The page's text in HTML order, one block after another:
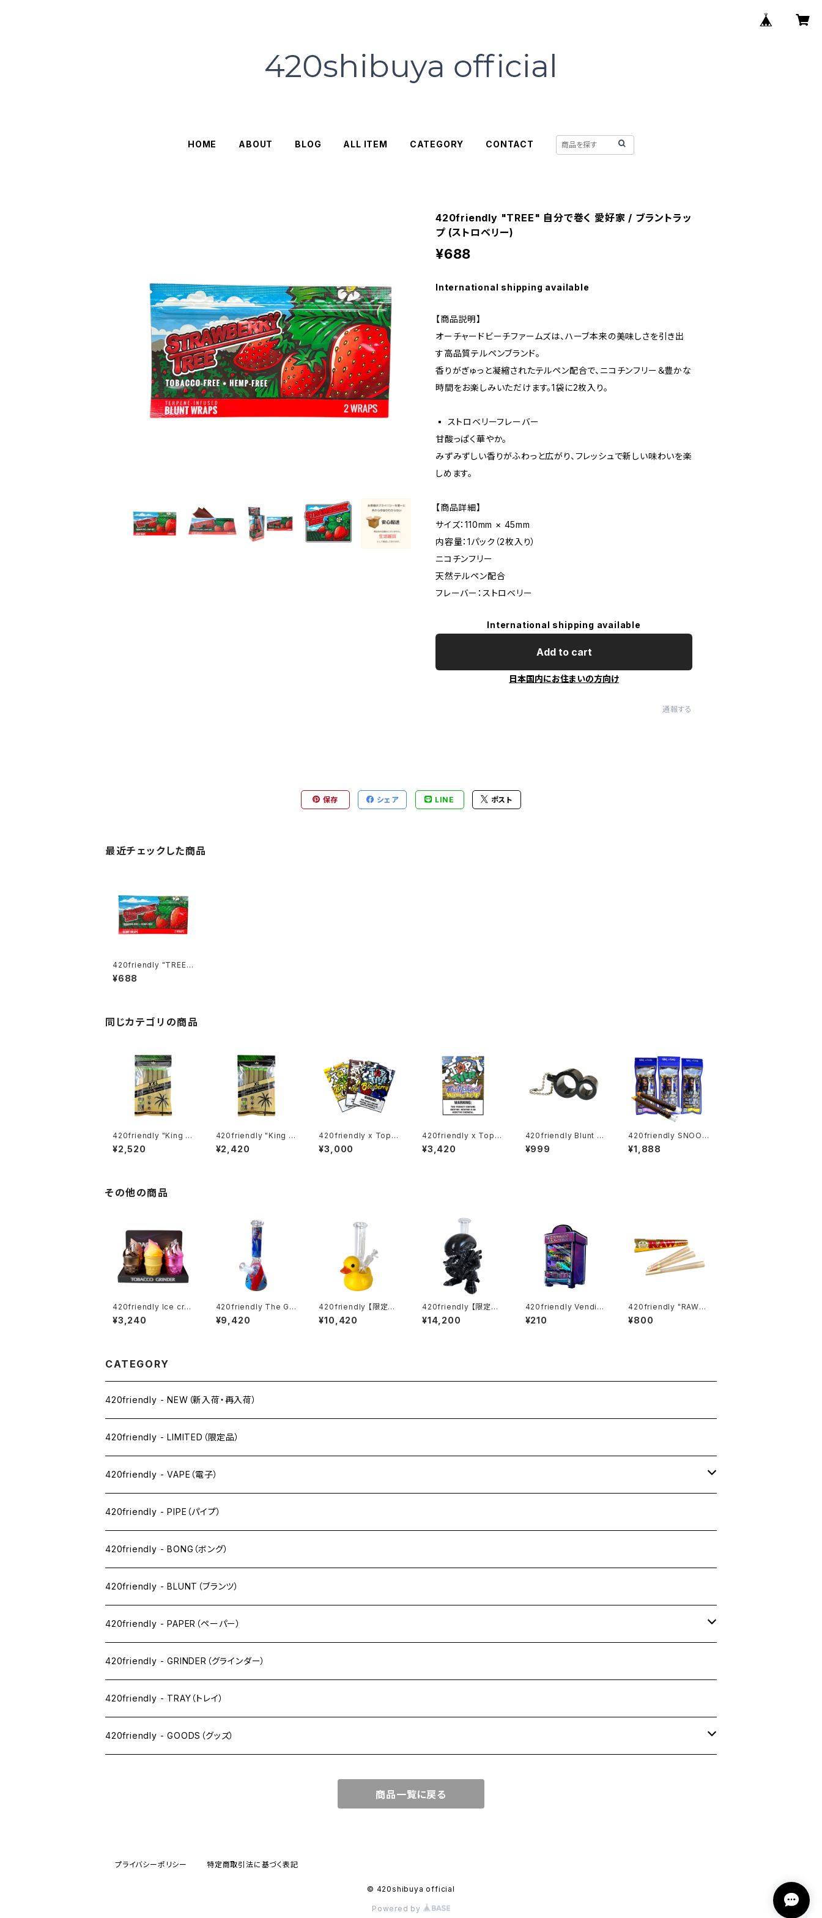
HOME ABOUT BLOG ALL ITEM CATEGORY CONTACT
420friendly "TREE" 自分で巻く 愛好家 / ブラントラッ
プ (ストロベリー)
¥688
International shipping available
【商品説明】
オーチャードビーチファームズは、ハーブ本来の美味しさを引き出
す高品質テルペンブランド。
香りがぎゅっと凝縮されたテルペン配合で、ニコチンフリー＆豊かな
時間をお楽しみいただけます。1袋に2枚入り。
▪️ ストロベリーフレーバー
甘酸っぱく華やか。
みずみずしい香りがふわっと広がり、フレッシュで新しい味わいを楽
しめます。
【商品詳細】
サイズ：110mm × 45mm
内容量：1パック（2枚入り）
ニコチンフリー
天然テルペン配合
フレーバー：ストロベリー
International shipping available
Add to cart
日本国内にお住まいの方向け
通報する
保存 シェア LINE ポスト
最近チェックした商品
420friendly "TREE"
自分で巻く 愛好家 / ブ
ラントラップ (ストロベリ
¥688
同じカテゴリの商品
420friendly "King P
alm Wrap" キングパー
ム Leaf pre rolls 詰
ブランツ] XXL 5本
¥2,520
420friendly "King P
alm Wrap" キングパー
ム Leaf pre rolls 詰
¥2,420
420friendly x TopTi
er （Thai Leaf）タイ産
プレミアムカットリーフ
¥3,000
420friendly x TopTi
er （Thai Whole Lea
f）タイ産ホールリーフ –
¥3,420
420friendly Blunt S
plitter Pro｜ブラント
専用2WAYカッター（キ
¥999
420friendly SNOOP
DOGG - DOGG LBS
Blunt Tube Glass Ti
¥1,888
その他の商品
420friendly Ice cre
am Cone Herb Grin
der (4層構造）グライン
¥3,240
420friendly The Gr
eat Leader Beaker
Bong - ガラスボング
¥9,420
420friendly 【限定コ
レクション】Yellow Ru
bber Duck Glass Bo
¥10,420
420friendly 【限定コ
レクション】Alien Xen
omorph Bong - PVC
¥14,200
420friendly Vendin
g Machine Pack｜ベ
ンディングマシン パケ
¥210
420friendly "RAW"
Ethereal Cones - コ
ーン (KING size)
¥800
CATEGORY
420friendly - NEW（新入荷・再入荷）
420friendly - LIMITED（限定品）
420friendly - VAPE（電子）
ペン下
ニコパフ系
ドライ系
ワックス系
420friendly - PIPE（パイプ）
420friendly - BONG（ボング）
420friendly - BLUNT（ブランツ）
420friendly - PAPER（ペーパー）
SW(シングルワイド）サイズ
1 1/4サイズ
キングサイズスリム
420friendly - GRINDER（グラインダー）
420friendly - TRAY（トレイ）
420friendly - GOODS（グッズ）
商品一覧に戻る
プライバシーポリシー 特定商取引法に基づく表記
© 420shibuya official
Powered by